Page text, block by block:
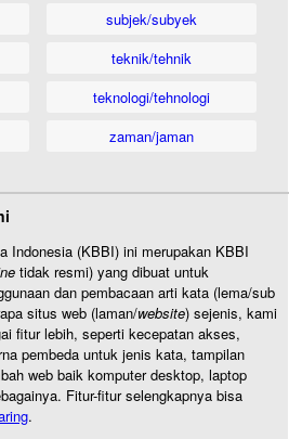
subjek/subyek
teknik/tehnik
teknologi/tehnologi
zaman/jaman
Indonesia (KBBI) ini merupakan KBBI
tidak resmi) yang dibuat untuk
dan pembacaan arti kata (lema/sub
situs web (laman/website) sejenis, kami
fitur lebih, seperti kecepatan akses,
pembeda untuk jenis kata, tampilan
web baik komputer desktop, laptop
Fitur-fitur selengkapnya bisa
.